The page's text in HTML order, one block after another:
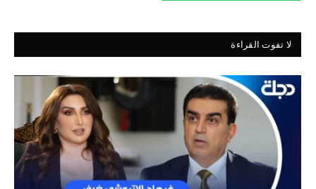
لا تفوت القراءة